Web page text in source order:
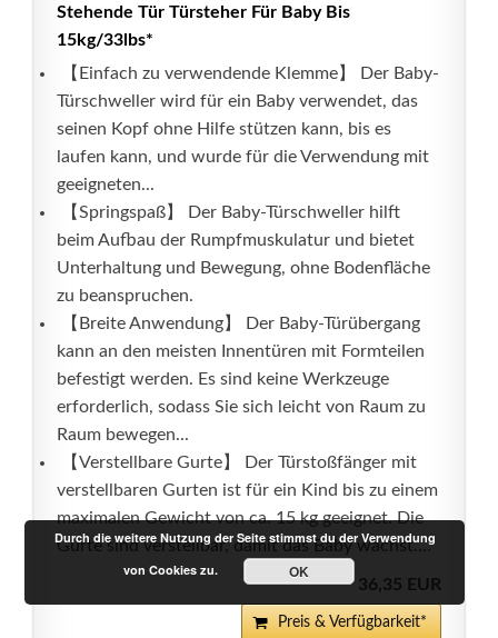
Stehende Tür Türsteher Für Baby Bis
15kg/33lbs*
️ 【Einfach zu verwendende Klemme】 Der Baby-
Türschweller wird für ein Baby verwendet, das
seinen Kopf ohne Hilfe stützen kann, bis es
laufen kann, und wurde für die Verwendung mit
geeigneten...
️ 【Springspaß】 Der Baby-Türschweller hilft
beim Aufbau der Rumpfmuskulatur und bietet
Unterhaltung und Bewegung, ohne Bodenfläche
zu beanspruchen.
️ 【Breite Anwendung】 Der Baby-Türübergang
kann an den meisten Innentüren mit Formteilen
befestigt werden. Es sind keine Werkzeuge
erforderlich, sodass Sie sich leicht von Raum zu
Raum bewegen...
️ 【Verstellbare Gurte】 Der Türstoßfänger mit
verstellbaren Gurten ist für ein Kind bis zu einem
maximalen Gewicht von ca. 15 kg geeignet. Die
Gurte sind verstellbar, damit das Baby wächst....
36,35 EUR
Preis & Verfügbarkeit*
Durch die weitere Nutzung der Seite stimmst du der Verwendung
von Cookies zu.
OK